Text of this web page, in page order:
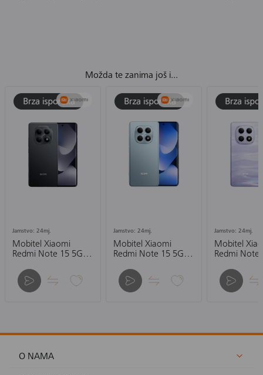
Možda te zanima još i...
Jamstvo: 24mj.
Mobitel Xiaomi
Redmi Note 15 5G
Jamstvo: 24mj.
Mobitel Xiaomi
Redmi Note 15 5G
Jamstvo: 24mj.
Mobitel
Redmi Note
O NAMA